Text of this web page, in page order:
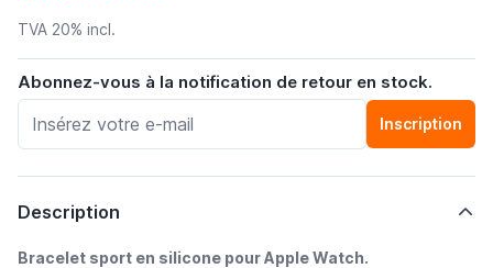
TVA 20% incl.
Abonnez-vous à la notification de retour en stock.
Inscription
Description
Bracelet sport en silicone pour Apple Watch.